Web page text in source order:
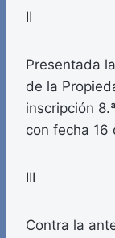
II
Presentada
de la
inscripción
con fecha 16
III
Contra la